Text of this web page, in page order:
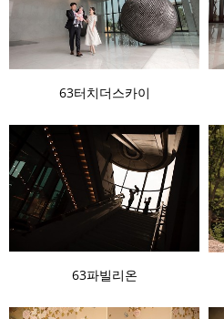
63터치더스카이
63파빌리온